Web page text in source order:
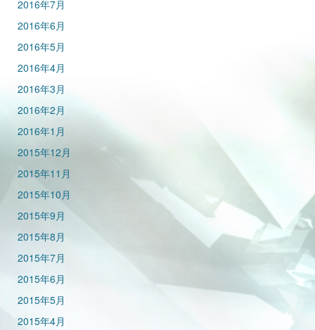
2016年7月
2016年6月
2016年5月
2016年4月
2016年3月
2016年2月
2016年1月
2015年12月
2015年11月
2015年10月
2015年9月
2015年8月
2015年7月
2015年6月
2015年5月
2015年4月